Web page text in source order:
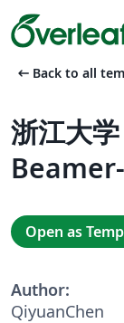
arrow_left_alt Back to all
浙江大
Open as
Author:
QiyuanChen